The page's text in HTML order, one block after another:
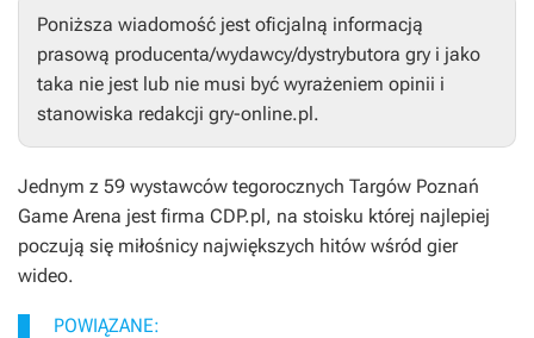
Poniższa wiadomość jest oficjalną informacją
prasową producenta/wydawcy/dystrybutora gry i jako
taka nie jest lub nie musi być wyrażeniem opinii i
stanowiska redakcji gry-online.pl.
Jednym z 59 wystawców tegorocznych Targów Poznań
Game Arena jest firma CDP.pl, na stoisku której najlepiej
poczują się miłośnicy największych hitów wśród gier
wideo.
POWIĄZANE: